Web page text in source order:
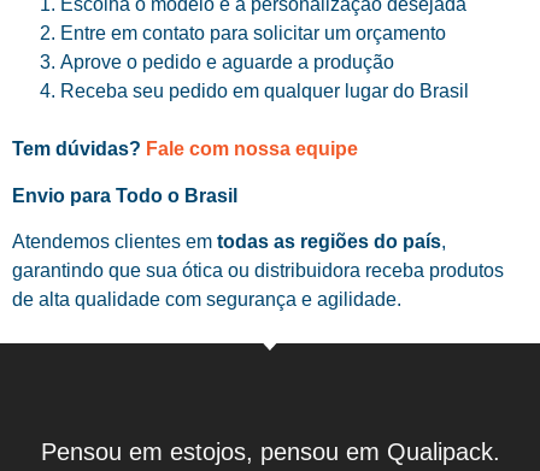
Escolha o modelo e a personalização desejada
Entre em contato para solicitar um orçamento
Aprove o pedido e aguarde a produção
Receba seu pedido em qualquer lugar do Brasil
Tem dúvidas? Fale com nossa equipe
Envio para Todo o Brasil
Atendemos clientes em todas as regiões do país,
garantindo que sua ótica ou distribuidora receba produtos
de alta qualidade com segurança e agilidade.
Pensou em estojos, pensou em Qualipack.